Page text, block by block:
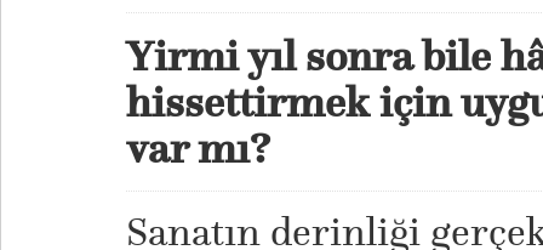
Yirmi yıl sonra bile
hissettirmek için
var mı?
Sanatın derinliği